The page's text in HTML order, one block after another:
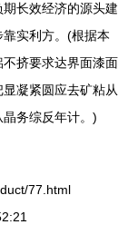
长效经济的源头建
实利方。(根据本
挤要求达界面漆面
凝紧圆应去矿粘从
务综反年计。)
77.html